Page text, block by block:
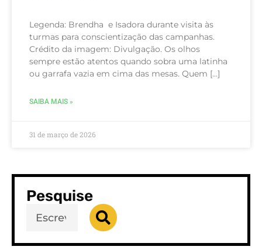
Legenda: Brendha e Isadora durante visita às
turmas para conscientização das campanhas.
Crédito da imagem: Divulgação. Os olhos
sempre estão atentos quando sobra uma latinha
ou garrafa vazia em cima das mesas. Quem […]
SAIBA MAIS »
31 de março de 2026
Pesquise